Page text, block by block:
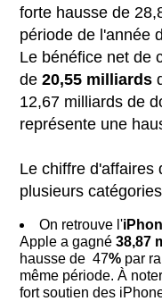
forte hausse de
période de l'année
Le bénéfice net de
de 20,55 milliards
12,67 milliards de
représente une
Le chiffre d'affaires
plusieurs
On retrouve l'
Apple a gagné 38,87
hausse de 47% par
même période. À
fort soutien des